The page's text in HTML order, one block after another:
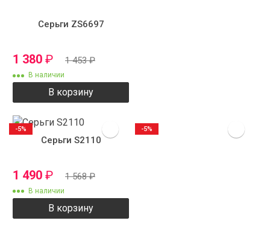
Серьги ZS6697
1 380 ₽ 1 453₽
В наличии
В корзину
Серьги S2110
1 490 ₽ 1 568₽
В наличии
В корзину
-5% -5%